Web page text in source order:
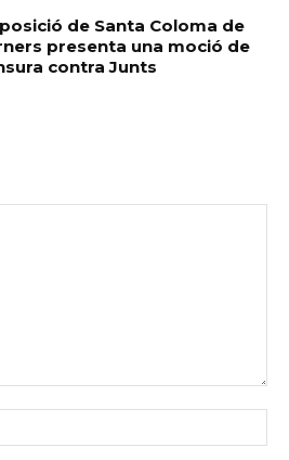
de Santa Coloma de
presenta una moció de
contra Junts